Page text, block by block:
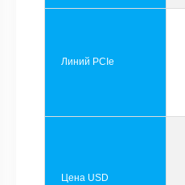
Линий PCIe
Цена USD